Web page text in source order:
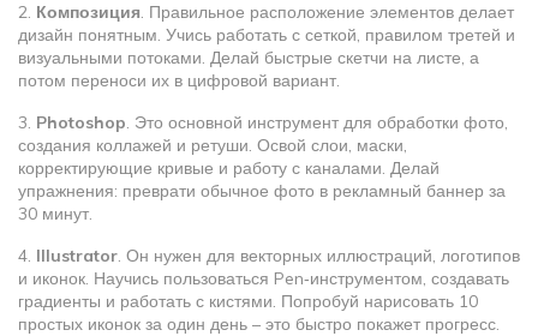
2. Композиция. Правильное расположение элементов делает
дизайн понятным. Учись работать с сеткой, правилом третей и
визуальными потоками. Делай быстрые скетчи на листе, а
потом переноси их в цифровой вариант.
3. Photoshop. Это основной инструмент для обработки фото,
создания коллажей и ретуши. Освой слои, маски,
корректирующие кривые и работу с каналами. Делай
упражнения: преврати обычное фото в рекламный баннер за
30 минут.
4. Illustrator. Он нужен для векторных иллюстраций, логотипов
и иконок. Научись пользоваться Pen‑инструментом, создавать
градиенты и работать с кистями. Попробуй нарисовать 10
простых иконок за один день – это быстро покажет прогресс.